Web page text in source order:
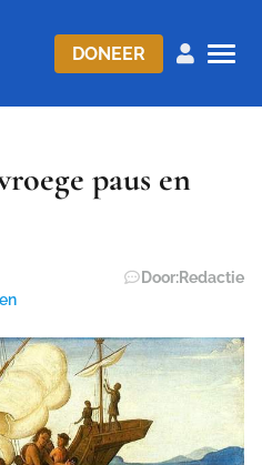
DONEER
paus en
Door:Redactie